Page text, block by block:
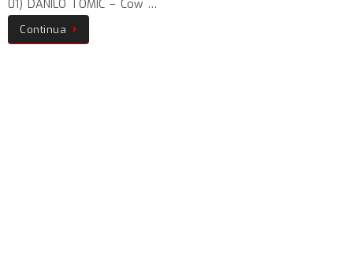
01) DANILO TOMIC – Cow …
Continua